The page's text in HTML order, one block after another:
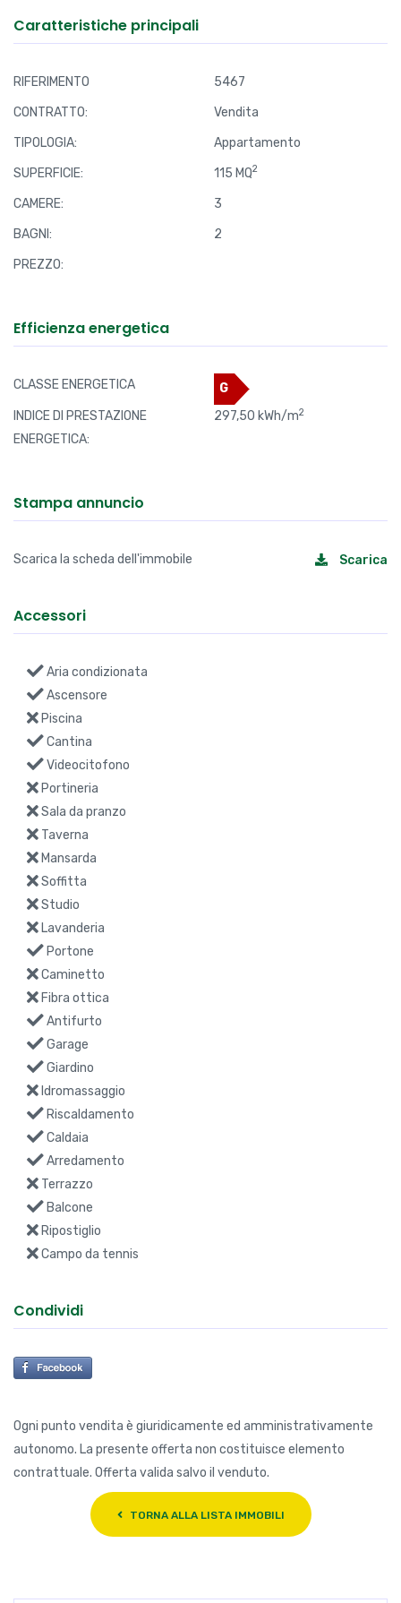
Caratteristiche principali
RIFERIMENTO
5467
CONTRATTO:
Vendita
TIPOLOGIA:
Appartamento
SUPERFICIE:
115 MQ2
CAMERE:
3
BAGNI:
2
PREZZO:
Efficienza energetica
CLASSE ENERGETICA
G
INDICE DI PRESTAZIONE
ENERGETICA:
297,50 kWh/m2
Stampa annuncio
Scarica la scheda dell'immobile Scarica
Accessori
Aria condizionata
Ascensore
Piscina
Cantina
Videocitofono
Portineria
Sala da pranzo
Taverna
Mansarda
Soffitta
Studio
Lavanderia
Portone
Caminetto
Fibra ottica
Antifurto
Garage
Giardino
Idromassaggio
Riscaldamento
Caldaia
Arredamento
Terrazzo
Balcone
Ripostiglio
Campo da tennis
Condividi
Ogni punto vendita è giuridicamente ed amministrativamente
autonomo. La presente offerta non costituisce elemento
contrattuale. Offerta valida salvo il venduto.
TORNA ALLA LISTA IMMOBILI